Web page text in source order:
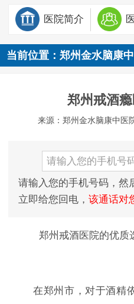
医院简介
当前位置：郑州金水脑康
郑州戒酒
来源：郑州金水脑康中医
请输入您的手机号码，然
立即给您回电， 该通话对
郑州戒酒医院的优质
在郑州市，对于酒精